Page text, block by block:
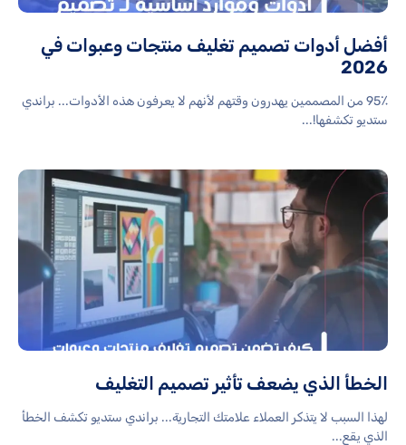
أفضل أدوات تصميم تغليف منتجات وعبوات في
2026
95٪ من المصممين يهدرون وقتهم لأنهم لا يعرفون هذه الأدوات... براندي
ستديو تكشفها!...
الخطأ الذي يضعف تأثير تصميم التغليف
لهذا السبب لا يتذكر العملاء علامتك التجارية... براندي ستديو تكشف الخطأ
الذي يقع...